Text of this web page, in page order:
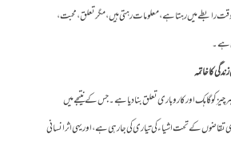
رابطے میں رہتا ہے، معلومات رہتی ہیں، مگر تعلق ، محبت ،
ہے۔
کا خاتمہ
چیز کو گاہک اور کاروباری تعلق بنا دیا ہے۔ جس کے نتیجے میں
کے تحت اشیاء کی تیاری کی جا رہی ہے، اور یہی اثر انسانی